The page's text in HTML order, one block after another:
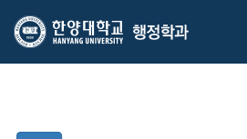
한
양
양